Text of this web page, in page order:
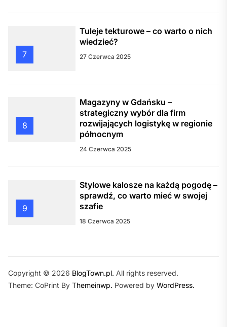
7
Tuleje tekturowe – co warto o nich
wiedzieć?
27 Czerwca 2025
8
Magazyny w Gdańsku –
strategiczny wybór dla firm
rozwijających logistykę w regionie
północnym
24 Czerwca 2025
9
Stylowe kalosze na każdą pogodę –
sprawdź, co warto mieć w swojej
szafie
18 Czerwca 2025
Copyright © 2026 BlogTown.pl. All rights reserved.
Theme: CoPrint By Themeinwp. Powered by WordPress.